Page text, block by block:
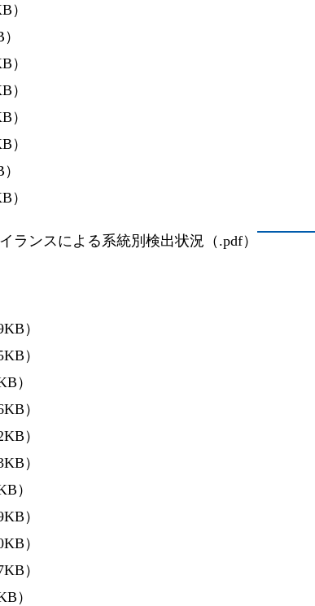
）
）
）
）
）
）
ンスによる系統別検出状況（.pdf）
）
）
）
）
）
）
）
）
）
）
）